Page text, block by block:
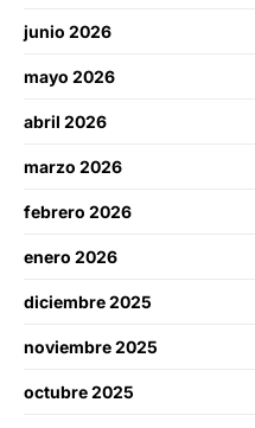
junio 2026
mayo 2026
abril 2026
marzo 2026
febrero 2026
enero 2026
diciembre 2025
noviembre 2025
octubre 2025